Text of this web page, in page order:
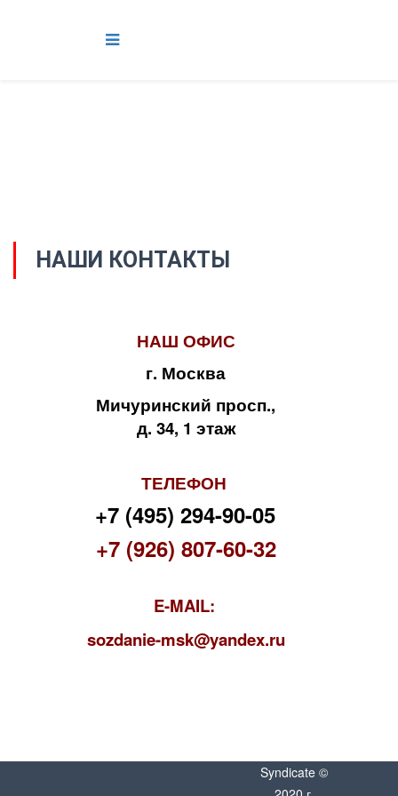
НАШИ КОНТАКТЫ
НАШ ОФИС
г. Москва
Мичуринский просп.,
д. 34, 1 этаж
ТЕЛЕФОН
+7 (495) 294-90-05
+7 (926) 807-60-32
E-MAIL:
sozdanie-msk@yandex.ru
Syndicate ©